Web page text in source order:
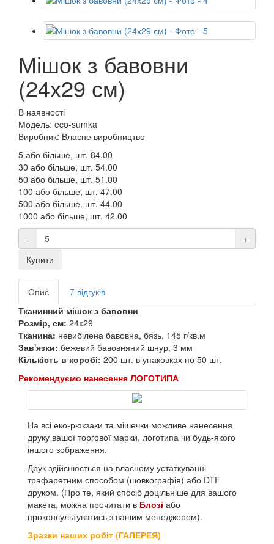
Мішок з бавовни
(24х29 см)
В наявності
Модель: eco-sumka
Виробник: Власне виробництво
5 або більше, шт. 84.00
30 або більше, шт. 54.00
50 або більше, шт. 51.00
100 або більше, шт. 47.00
500 або більше, шт. 44.00
1000 або більше, шт. 42.00
-
+
Купити
Опис
7 відгуків
Тканинний мішок з бавовни
Розмір, см: 24x29
Тканина: невибілена бавовна, бязь, 145 г/кв.м
Зав'язки: бежевий бавовняний шнур, 3 мм
Кількість в коробі: 200 шт. в упаковках по 50 шт.
Рекомендуємо нанесення ЛОГОТИПА
На всі еко-рюкзаки та мішечки можливе нанесення
друку вашої торгової марки, логотипа чи будь-якого
іншого зображення.
Друк здійснюється на власному устаткуванні
трафаретним способом (шовкографія) або DTF
друком. (Про те, який спосіб доцільніше для вашого
макета, можна прочитати в Блозі або
проконсультуватись з вашим менеджером).
Зразки наших робіт (ГАЛЕРЕЯ)